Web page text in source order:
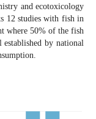
and ecotoxicology
12 studies with fish in
where 50% of the fish
established by national